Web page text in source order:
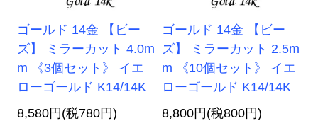
ゴールド 14金 【ビー
ズ】 ミラーカット 4.0m
m 《3個セット》 イエ
ローゴールド K14/14K
8,580円(税780円)
ゴールド 14金 【ビー
ズ】 ミラーカット 2.5m
m 《10個セット》 イエ
ローゴールド K14/14K
8,800円(税800円)